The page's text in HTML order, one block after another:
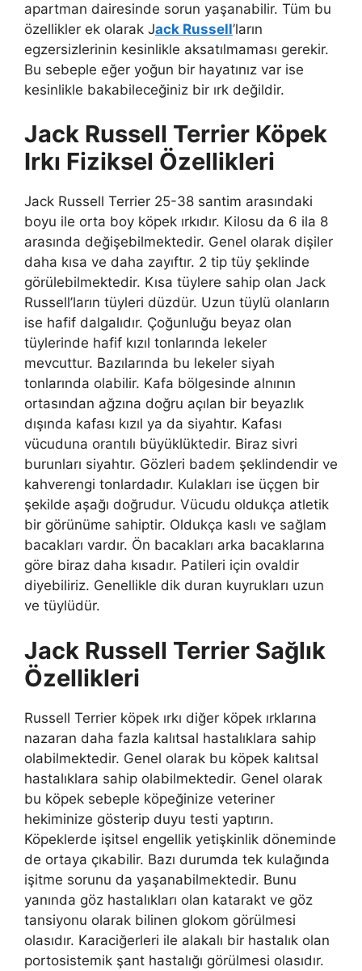
apartman dairesinde sorun yaşanabilir. Tüm bu
özellikler ek olarak Jack Russell’ların
egzersizlerinin kesinlikle aksatılmaması gerekir.
Bu sebeple eğer yoğun bir hayatınız var ise
kesinlikle bakabileceğiniz bir ırk değildir.
Jack Russell Terrier Köpek
Irkı Fiziksel Özellikleri
Jack Russell Terrier 25-38 santim arasındaki
boyu ile orta boy köpek ırkıdır. Kilosu da 6 ila 8
arasında değişebilmektedir. Genel olarak dişiler
daha kısa ve daha zayıftır. 2 tip tüy şeklinde
görülebilmektedir. Kısa tüylere sahip olan Jack
Russell’ların tüyleri düzdür. Uzun tüylü olanların
ise hafif dalgalıdır. Çoğunluğu beyaz olan
tüylerinde hafif kızıl tonlarında lekeler
mevcuttur. Bazılarında bu lekeler siyah
tonlarında olabilir. Kafa bölgesinde alnının
ortasından ağzına doğru açılan bir beyazlık
dışında kafası kızıl ya da siyahtır. Kafası
vücuduna orantılı büyüklüktedir. Biraz sivri
burunları siyahtır. Gözleri badem şeklindendir ve
kahverengi tonlardadır. Kulakları ise üçgen bir
şekilde aşağı doğrudur. Vücudu oldukça atletik
bir görünüme sahiptir. Oldukça kaslı ve sağlam
bacakları vardır. Ön bacakları arka bacaklarına
göre biraz daha kısadır. Patileri için ovaldir
diyebiliriz. Genellikle dik duran kuyrukları uzun
ve tüylüdür.
Jack Russell Terrier Sağlık
Özellikleri
Russell Terrier köpek ırkı diğer köpek ırklarına
nazaran daha fazla kalıtsal hastalıklara sahip
olabilmektedir. Genel olarak bu köpek kalıtsal
hastalıklara sahip olabilmektedir. Genel olarak
bu köpek sebeple köpeğinize veteriner
hekiminize gösterip duyu testi yaptırın.
Köpeklerde işitsel engellik yetişkinlik döneminde
de ortaya çıkabilir. Bazı durumda tek kulağında
işitme sorunu da yaşanabilmektedir. Bunu
yanında göz hastalıkları olan katarakt ve göz
tansiyonu olarak bilinen glokom görülmesi
olasıdır. Karaciğerleri ile alakalı bir hastalık olan
portosistemik şant hastalığı görülmesi olasıdır.